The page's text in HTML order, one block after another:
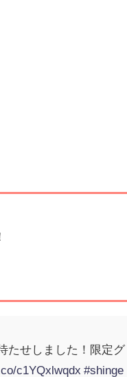
たせしました！限定グ
c1YQxlwqdx #shinge